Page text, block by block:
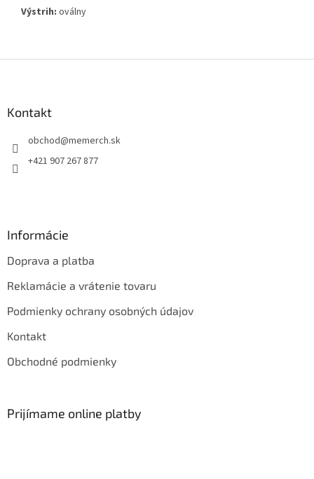
Výstrih: oválny
Kontakt
obchod@memerch.sk
+421 907 267 877
Informácie
Doprava a platba
Reklamácie a vrátenie tovaru
Podmienky ochrany osobných údajov
Kontakt
Obchodné podmienky
Prijímame online platby